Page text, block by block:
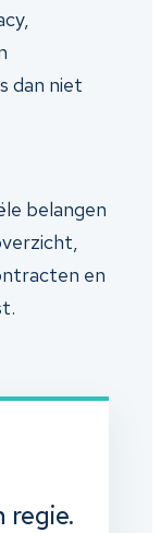
dan niet
belangen
en